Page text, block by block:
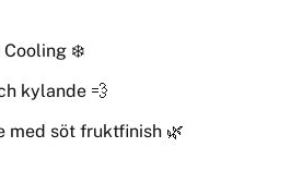
Cooling ❄️
kylande 💨
med söt fruktfinish 🌿